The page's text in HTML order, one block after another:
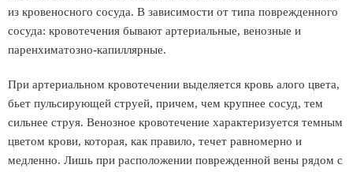
из кровеносного сосуда. В зависимости от типа поврежденного
сосуда: кровотечения бывают артериальные, венозные и
паренхиматозно-капиллярные.
При артериальном кровотечении выделяется кровь алого цвета,
бьет пульсирующей струей, причем, чем крупнее сосуд, тем
сильнее струя. Венозное кровотечение характеризуется темным
цветом крови, которая, как правило, течет равномерно и
медленно. Лишь при расположении поврежденной вены рядом с